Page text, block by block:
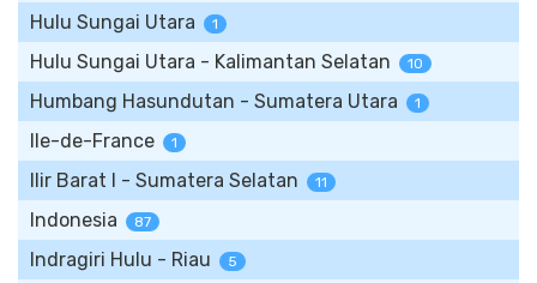
Hulu Sungai Utara 1
Hulu Sungai Utara - Kalimantan Selatan 10
Humbang Hasundutan - Sumatera Utara 1
Ile-de-France 1
Ilir Barat I - Sumatera Selatan 11
Indonesia 87
Indragiri Hulu - Riau 5